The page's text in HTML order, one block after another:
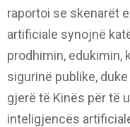
raportoi se skenarët
artificiale synojnë
prodhimin, edukimin,
sigurinë publike,
gjerë të Kinës për të
inteligjencës